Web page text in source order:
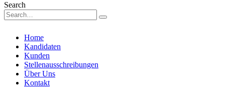
Search
Home
Kandidaten
Kunden
Stellenausschreibungen
Über Uns
Kontakt